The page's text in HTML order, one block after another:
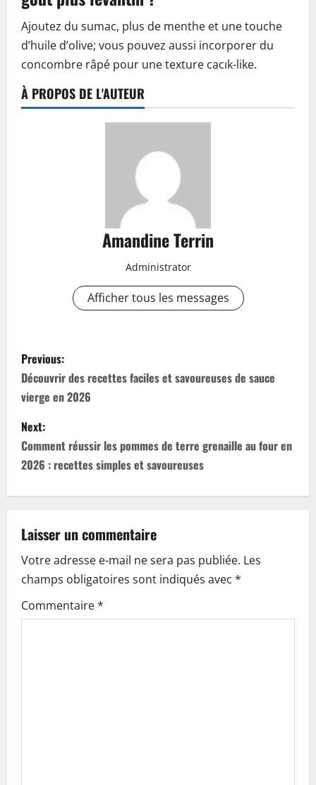
Ajoutez du sumac, plus de menthe et une touche
d’huile d’olive; vous pouvez aussi incorporer du
concombre râpé pour une texture cacık-like.
À PROPOS DE L'AUTEUR
Amandine Terrin
Administrator
Afficher tous les messages
P
o
s
t
n
a
v
i
g
a
Previous:
Découvrir des recettes faciles et savoureuses de sauce
vierge en 2026
Next:
Comment réussir les pommes de terre grenaille au four en
2026 : recettes simples et savoureuses
Laisser un commentaire
Votre adresse e-mail ne sera pas publiée. Les
champs obligatoires sont indiqués avec *
Commentaire*